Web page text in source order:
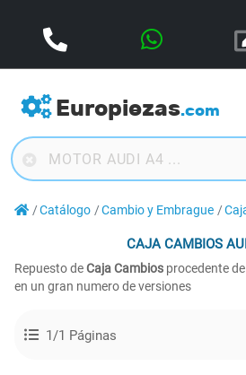
Europiezas.com
Catálogo Cambio y Embrague
CAJA CAMBIOS
Repuesto deCaja Cambios procedente
en un gran numero de versiones
1/1 Páginas